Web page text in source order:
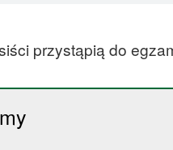
przystąpią do